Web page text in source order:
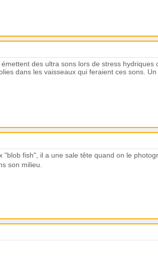
émettent des ultra sons lors de stress hydriques
dans les vaisseaux qui feraient ces sons.
"blob fish", il a une sale tête quand on le
son milieu.